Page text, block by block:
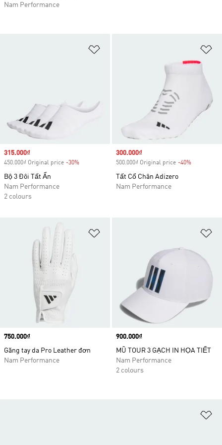
Sale price
315.000₫
450.000₫ Original price -30%
Bộ 3 Đôi Tất Ẩn
Nam Performance
2 colours
Sale price
300.000₫
500.000₫ Original price -40%
Tất Cổ Chân Adizero
Nam Performance
Price
750.000₫
Găng tay da Pro Leather đơn
Nam Performance
Price
900.000₫
MŨ TOUR 3 GẠCH IN HỌA TIẾT
Nam Performance
2 colours
Nam Performance